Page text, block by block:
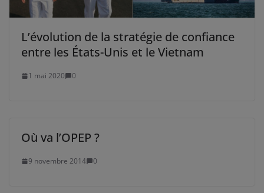
L’évolution de la stratégie de confiance
entre les États-Unis et le Vietnam
1 mai 2020 0
Où va l’OPEP ?
9 novembre 2014 0